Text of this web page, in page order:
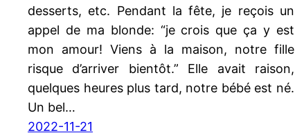
desserts, etc. Pendant la fête, je reçois un
appel de ma blonde: “je crois que ça y est
mon amour! Viens à la maison, notre fille
risque d’arriver bientôt.” Elle avait raison,
quelques heures plus tard, notre bébé est né.
Un bel…
2022-11-21